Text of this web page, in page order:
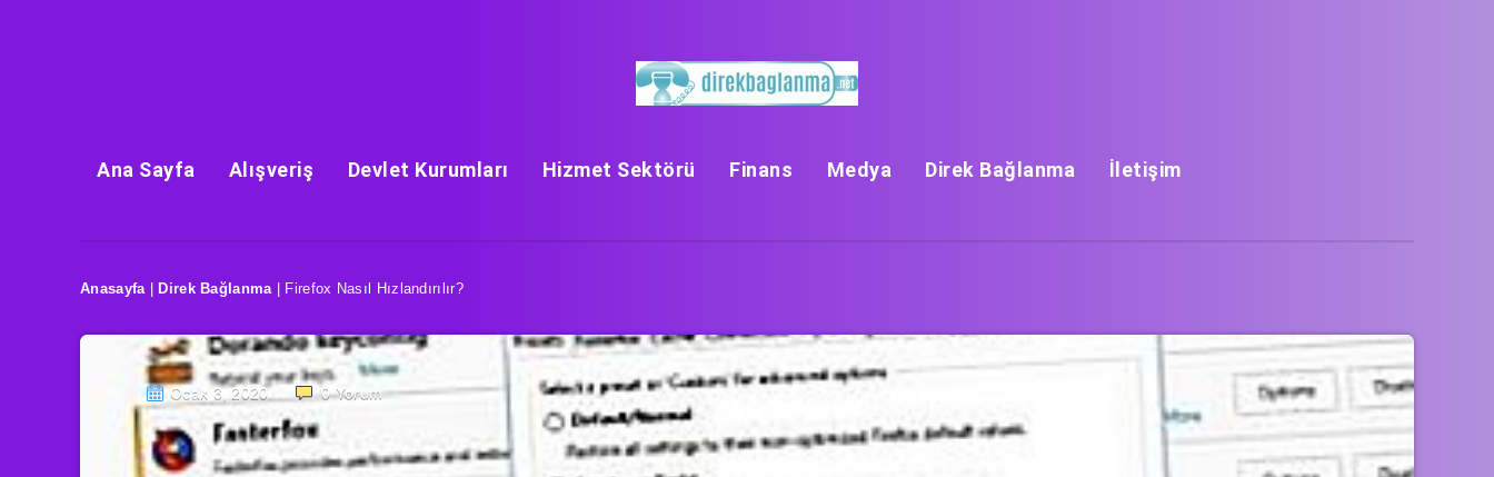
Ana Sayfa Alışveriş Devlet Kurumları Hizmet Sektörü Finans Medya Direk Bağlanma İletişim
Anasayfa| Direk Bağlanma| Firefox Nasıl Hızlandırılır?
Ocak 3, 2020 0 Yorum